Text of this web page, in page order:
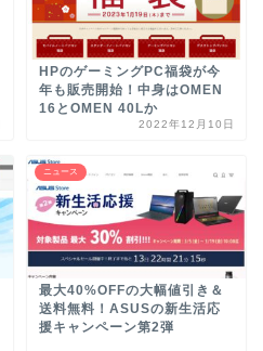
HPのゲーミングPC福袋が今
年も販売開始！中身はOMEN
16とOMEN 40Lか
2022年12月10日
ニュース
最大40%OFFの大幅値引き＆
送料無料！ASUSの新生活応
援キャンペーン第2弾